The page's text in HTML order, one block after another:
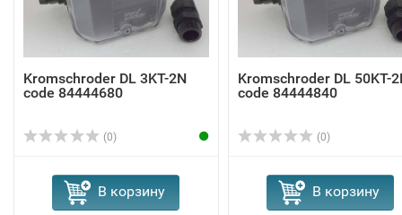
Kromschroder DL 3KT-2N
code 84444680
(0)
В корзину
Kromschroder DL 50KT-
code 84444840
(0)
В корзину